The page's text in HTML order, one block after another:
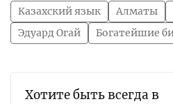
Казахский язык Алматы
Эдуард Огай
Богатейшие
Хотите быть всегда в